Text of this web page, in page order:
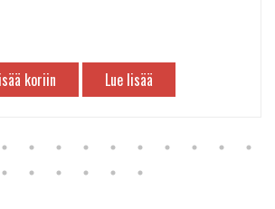
koriin Lue lisää